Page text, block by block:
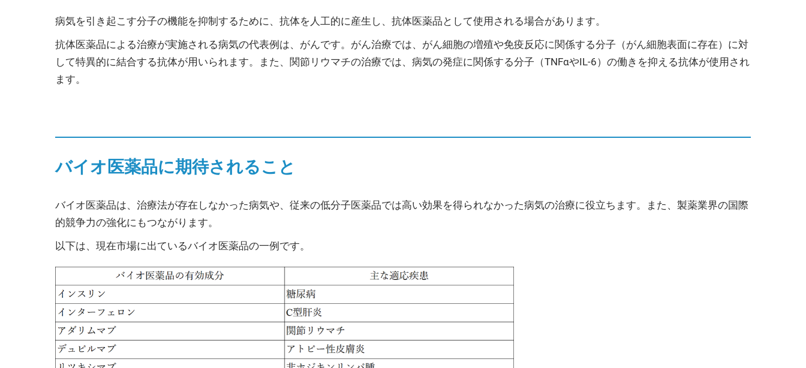
病気を引き起こす分子の機能を抑制するために、抗体を人工的に産生し、抗体医薬品として使用される場合があります。
抗体医薬品による治療が実施される病気の代表例は、がんです。がん治療では、がん細胞の増殖や免疫反応に関係する分子（がん細胞表面に存在）に対
して特異的に結合する抗体が用いられます。また、関節リウマチの治療では、病気の発症に関係する分子（TNFαやIL-6）の働きを抑える抗体が使用され
ます。
バイオ医薬品に期待されること
バイオ医薬品は、治療法が存在しなかった病気や、従来の低分子医薬品では高い効果を得られなかった病気の治療に役立ちます。また、製薬業界の国際
的競争力の強化にもつながります。
以下は、現在市場に出ているバイオ医薬品の一例です。